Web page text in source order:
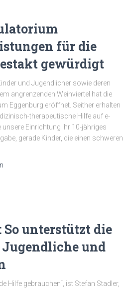
für die
gewürdigt
und Jugendlicher sowie deren
angrenzenden Weinviertel hat die
Eggenburg eröffnet. Seither erhalten
therapeutische Hilfe auf e-
unsere Einrichtung ihr 10-jähriges
gerade Kinder, die einen schweren
unterstützt die
und
Hilfe gebrauchen“, ist Stefan Stadler,